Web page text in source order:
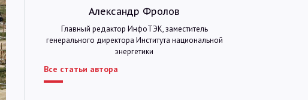
Александр Фролов
Главный редактор ИнфоТЭК, заместитель
генерального директора Института национальной
энергетики
Все статьи автора